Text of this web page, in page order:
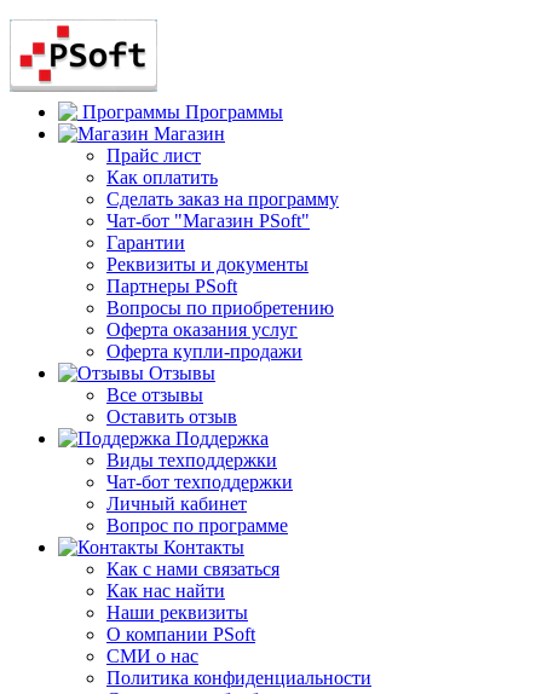
Программы
Магазин
Прайс лист
Как оплатить
Сделать заказ на программу
Чат-бот "Магазин PSoft"
Гарантии
Реквизиты и документы
Партнеры PSoft
Вопросы по приобретению
Оферта оказания услуг
Оферта купли-продажи
Отзывы
Все отзывы
Оставить отзыв
Поддержка
Виды техподдержки
Чат-бот техподдержки
Личный кабинет
Вопрос по программе
Контакты
Как с нами связаться
Как нас найти
Наши реквизиты
О компании PSoft
СМИ о нас
Политика конфиденциальности